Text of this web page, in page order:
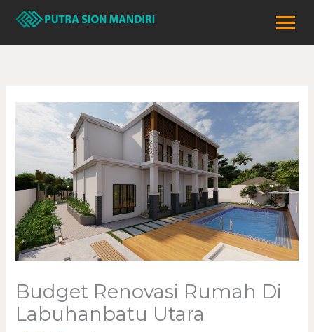
Lewati
konten
Budget Renovasi Rumah Di
Labuhanbatu Utara